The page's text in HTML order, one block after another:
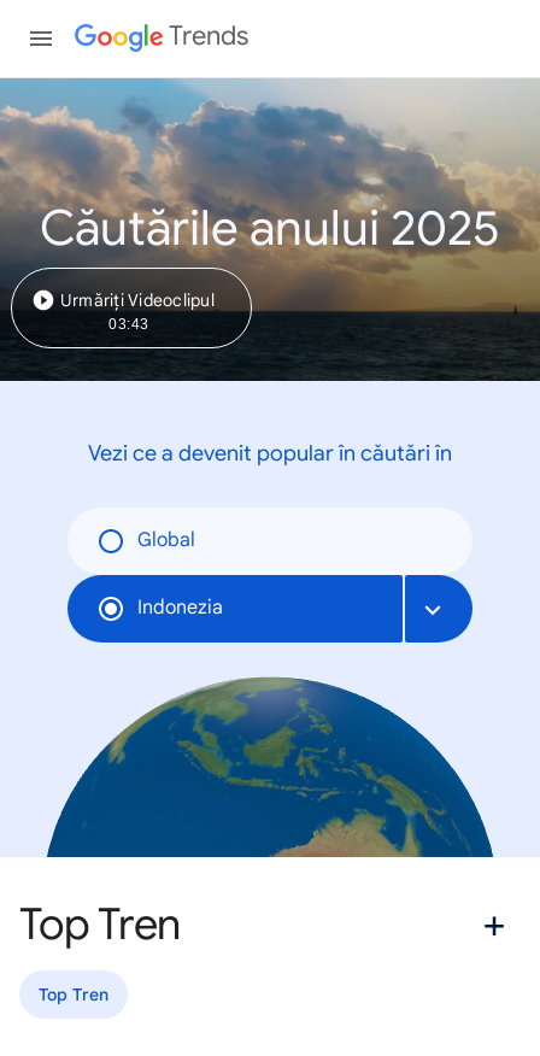
Trends
Căutările anului 2025
Urmăriți Videoclipul
03:43
Vezi ce a devenit popular în căutări în
Global
Indonezia
Top Tren
Top Tren